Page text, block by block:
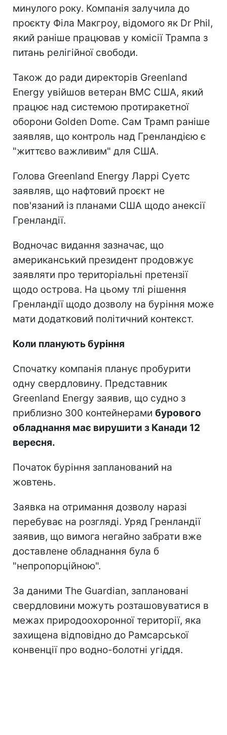
минулого року. Компанія залучила до
проєкту Філа Макгроу, відомого як Dr Phil,
який раніше працював у комісії Трампа з
питань релігійної свободи.
Також до ради директорів Greenland
Energy увійшов ветеран ВМС США, який
працює над системою протиракетної
оборони Golden Dome. Сам Трамп раніше
заявляв, що контроль над Гренландією є
"життєво важливим" для США.
Голова Greenland Energy Ларрі Суетс
заявляв, що нафтовий проєкт не
пов'язаний із планами США щодо анексії
Гренландії.
Водночас видання зазначає, що
американський президент продовжує
заявляти про територіальні претензії
щодо острова. На цьому тлі рішення
Гренландії щодо дозволу на буріння може
мати додатковий політичний контекст.
Коли планують буріння
Спочатку компанія планує пробурити
одну свердловину. Представник
Greenland Energy заявив, що судно з
приблизно 300 контейнерами бурового
обладнання має вирушити з Канади 12
вересня.
Початок буріння запланований на
жовтень.
Заявка на отримання дозволу наразі
перебуває на розгляді. Уряд Гренландії
заявив, що вимога негайно забрати вже
доставлене обладнання була б
"непропорційною".
За даними The Guardian, заплановані
свердловини можуть розташовуватися в
межах природоохоронної території, яка
захищена відповідно до Рамсарської
конвенції про водно-болотні угіддя.